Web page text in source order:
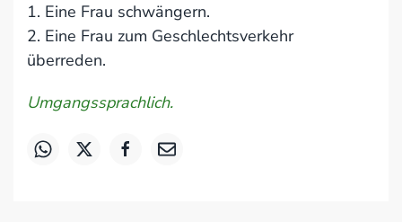
1. Eine Frau schwängern.
2. Eine Frau zum Geschlechtsverkehr
überreden.
Umgangssprachlich.